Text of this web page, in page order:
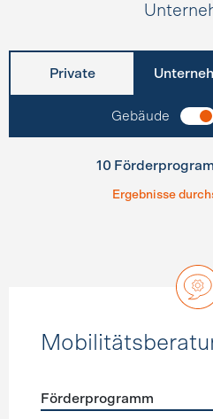
Private
Gebäude
10
Ergebnisse
Förderprogramm